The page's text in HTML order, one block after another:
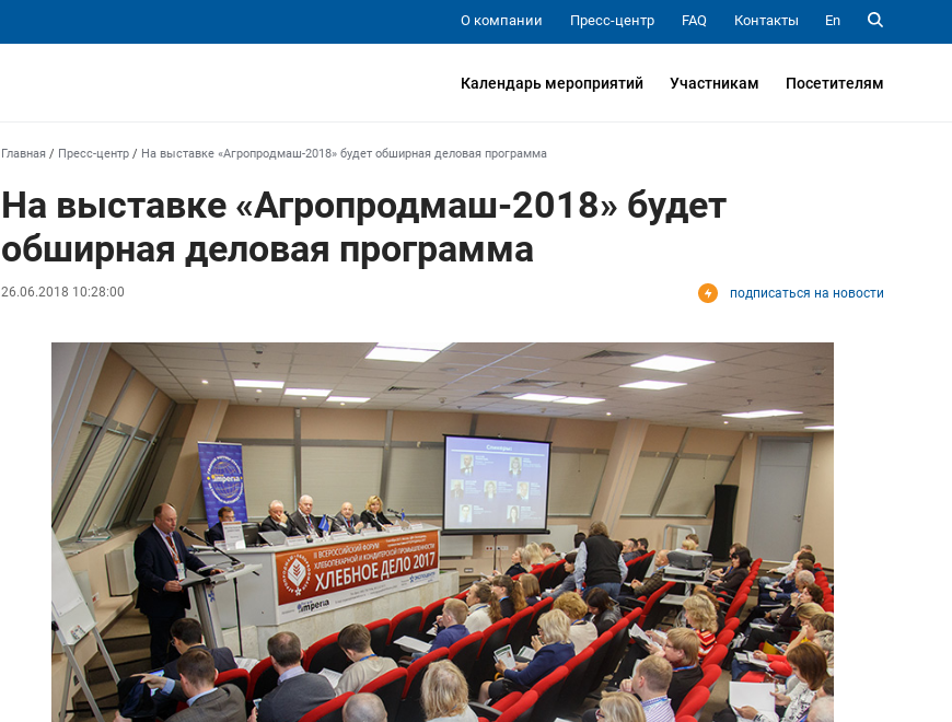
О компании Пресс-центр FAQ Контакты En
Календарь мероприятий Участникам Посетителям
Главная / Пресс-центр / На выставке «Агропродмаш-2018» будет обширная деловая программа
На выставке «Агропродмаш-2018» будет
обширная деловая программа
26.06.2018 10:28:00 подписаться на новости